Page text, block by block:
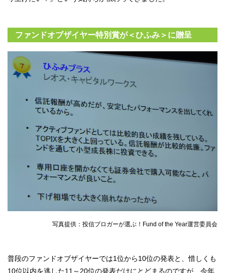
ファンドオブザイヤー特別賞が＜ひふみ＞に贈呈
写真提供：投信ブロガーが選ぶ！Fund of the Year運営委員会
普段のファンドオブザイヤーでは1位から10位の発表と、惜しくも
10位以内を逃した11～20位の発表だけにとどまるのですが、今年